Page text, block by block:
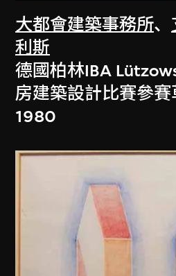
大都會建築事務所、
利斯
德國柏林IBA
房建築設計比賽參賽
1980